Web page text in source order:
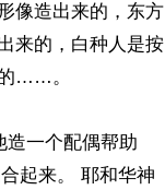
像造出来的，东方
来的，白种人是按
……。
造一个配偶帮助
起来。 耶和华神